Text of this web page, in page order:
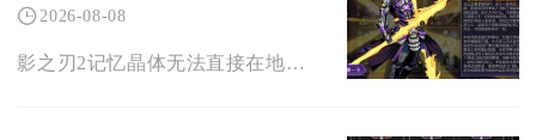
2026-08-08
影之刃2记忆晶体无法直接在地图场景拾取，主要依靠副本掉落碎片合成、悬赏任务奖励、试炼挑战以